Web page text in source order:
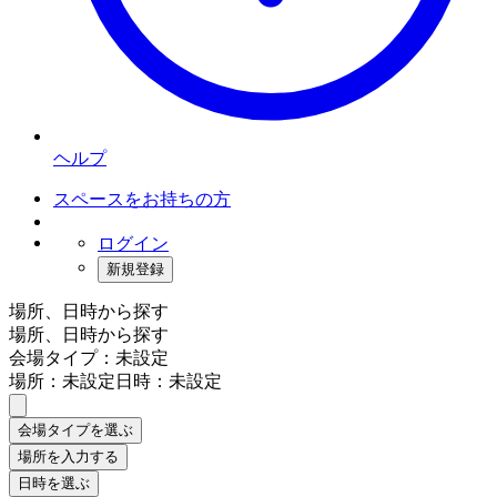
ヘルプ
スペースをお持ちの方
ログイン
新規登録
場所、日時から探す
場所、日時から探す
会場タイプ：未設定
場所：未設定日時：未設定
会場タイプを選ぶ
場所を入力する
日時を選ぶ